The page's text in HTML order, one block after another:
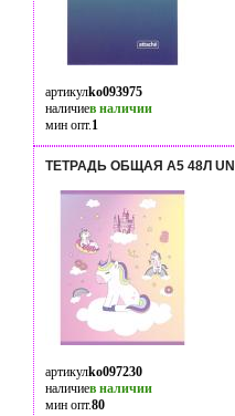
артикулko093975
наличиев наличии
мин опт.1
ТЕТРАДЬ ОБЩАЯ А5 48Л
артикулko097230
наличиев наличии
мин опт.80